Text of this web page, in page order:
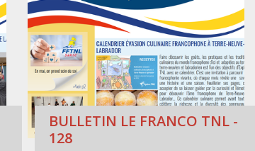
BULLETIN LE FRANCO TNL -
128